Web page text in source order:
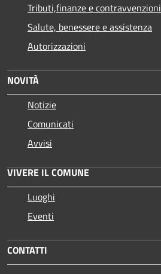
Tributi,finanze e contravvenzioni
Salute, benessere e assistenza
Autorizzazioni
NOVITÀ
Notizie
Comunicati
Avvisi
VIVERE IL COMUNE
Luoghi
Eventi
CONTATTI